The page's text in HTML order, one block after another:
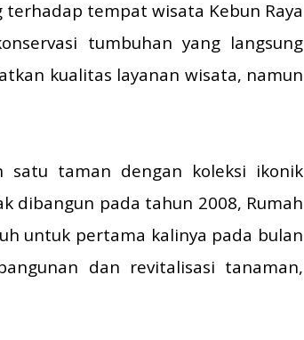
tempat wisata Kebun Raya
tumbuhan yang langsung
kualitas layanan wisata, namun
satu taman dengan koleksi ikonik
dibangun pada tahun 2008, Rumah
untuk pertama kalinya pada bulan
dan revitalisasi tanaman,